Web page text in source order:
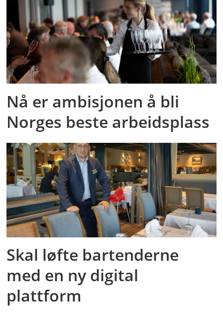
Nå er ambisjonen å bli
Norges beste arbeidsplass
Skal løfte bartenderne
med en ny digital
plattform